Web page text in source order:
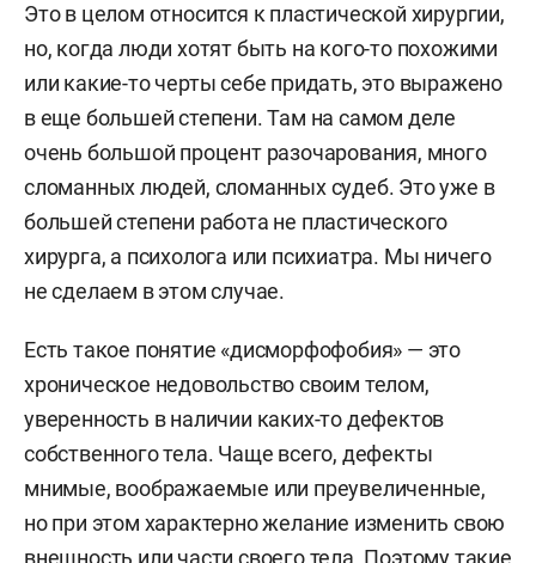
Это в целом относится к пластической хирургии,
но, когда люди хотят быть на кого-то похожими
или какие-то черты себе придать, это выражено
в еще большей степени. Там на самом деле
очень большой процент разочарования, много
сломанных людей, сломанных судеб. Это уже в
большей степени работа не пластического
хирурга, а психолога или психиатра. Мы ничего
не сделаем в этом случае.
Есть такое понятие «дисморфофобия» — это
хроническое недовольство своим телом,
уверенность в наличии каких-то дефектов
собственного тела. Чаще всего, дефекты
мнимые, воображаемые или преувеличенные,
но при этом характерно желание изменить свою